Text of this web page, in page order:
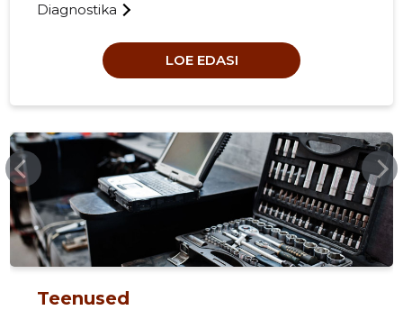
Diagnostika
LOE EDASI
KEILAAUTO.EE
Teenused